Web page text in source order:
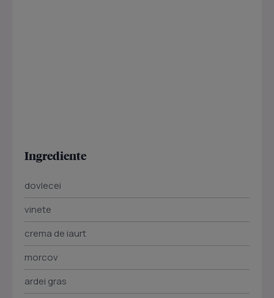
Ingrediente
dovlecei
vinete
crema de iaurt
morcov
ardei gras